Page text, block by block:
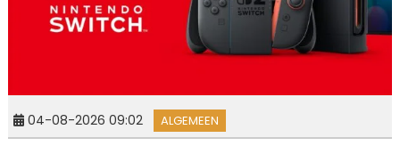
04-08-2026 09:02 ALGEMEEN